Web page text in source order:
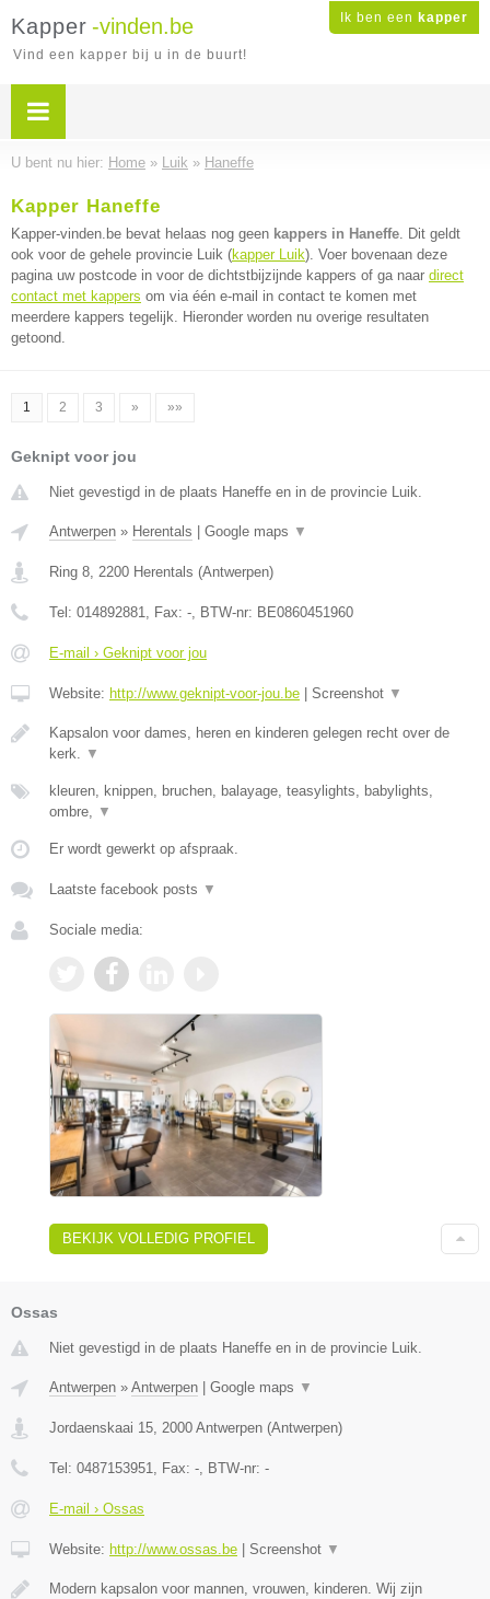
Ik ben een kapper
Kapper -vinden.be
Vind een kapper bij u in de buurt!
U bent nu hier: Home » Luik » Haneffe
Kapper Haneffe
Kapper-vinden.be bevat helaas nog geen kappers in Haneffe. Dit geldt
ook voor de gehele provincie Luik (kapper Luik). Voer bovenaan deze
pagina uw postcode in voor de dichtstbijzijnde kappers of ga naar direct
contact met kappers om via één e-mail in contact te komen met
meerdere kappers tegelijk. Hieronder worden nu overige resultaten
getoond.
1 2 3 » »»
Geknipt voor jou
Niet gevestigd in de plaats Haneffe en in de provincie Luik.
Antwerpen » Herentals Google maps ▼
Ring 8, 2200 Herentals (Antwerpen)
Tel: 014892881, Fax: -, BTW-nr: BE0860451960
E-mail › Geknipt voor jou
Website: http://www.geknipt-voor-jou.be Screenshot ▼
Kapsalon voor dames, heren en kinderen gelegen recht over de
kerk. ▼
kleuren, knippen, bruchen, balayage, teasylights, babylights,
ombre, ▼
Er wordt gewerkt op afspraak.
Laatste facebook posts ▼
Sociale media:
BEKIJK VOLLEDIG PROFIEL
Ossas
Niet gevestigd in de plaats Haneffe en in de provincie Luik.
Antwerpen » Antwerpen | Google maps ▼
Jordaenskaai 15 2000 Antwerpen (Antwerpen)
Tel: 0487153951 , Fax: - , BTW-nr: -
E-mail › Ossas
Website: http://www.ossas.be | Screenshot ▼
Modern kapsalon voor mannen, vrouwen, kinderen. Wij zijn